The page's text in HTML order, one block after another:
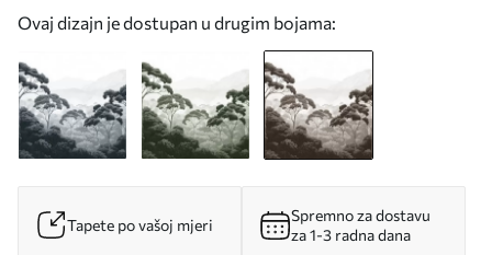
Ovaj dizajn je dostupan u drugim bojama:
Tapete po vašoj mjeri
Spremno za dostavu
za 1-3 radna dana